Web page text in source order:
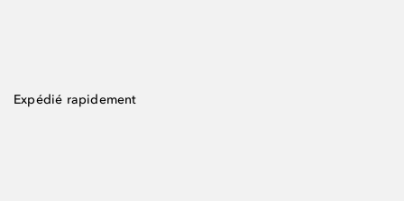
Expédié rapidement